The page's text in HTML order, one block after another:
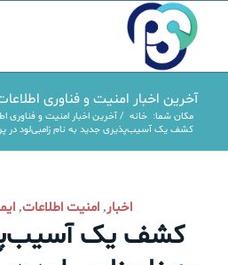
آخرین اخبار امنیت و فناوری
مکان شما: خانه / آخرین اخبار امنیت و فناوری
کشف یک آسیب‌پذیری جدید به نام زامبی‌لود در
اخبار, امنیت اطلاعات,
کشف یک